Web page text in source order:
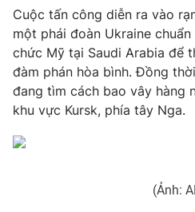
Giải sao mai
Làm đẹp
Chất lượng cuộc sống
Tuyển sinh
Học trực tuyến
Công nghệ
Hitech Công nghệ tương lai
Sản phẩm
Thị trường
Giao lưu trực tuyến
Cuộc tấn công diễn ra vào
một phái đoàn Ukraine
chức Mỹ tại Saudi Arabia để
đàm phán hòa bình. Đồng
đang tìm cách bao vây hàng
khu vực Kursk, phía tây Nga.
(Ảnh: